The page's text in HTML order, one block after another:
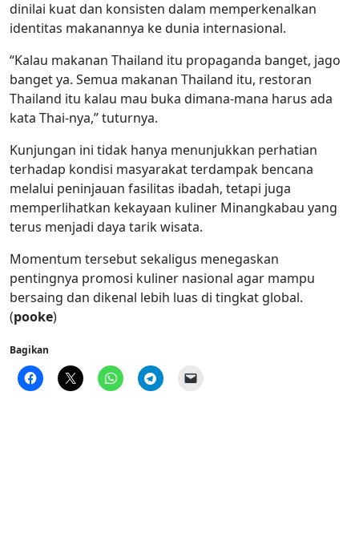
dinilai kuat dan konsisten dalam memperkenalkan
identitas makanannya ke dunia internasional.
“Kalau makanan Thailand itu propaganda banget, jago
banget ya. Semua makanan Thailand itu, restoran
Thailand itu kalau mau buka dimana-mana harus ada
kata Thai-nya,” tuturnya.
Kunjungan ini tidak hanya menunjukkan perhatian
terhadap kondisi masyarakat terdampak bencana
melalui peninjauan fasilitas ibadah, tetapi juga
memperlihatkan kekayaan kuliner Minangkabau yang
terus menjadi daya tarik wisata.
Momentum tersebut sekaligus menegaskan
pentingnya promosi kuliner nasional agar mampu
bersaing dan dikenal lebih luas di tingkat global.
(pooke)
Bagikan